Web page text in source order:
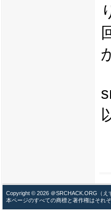
Copyright © 2026 ＠SRCHACK.ORG（え
本ページのすべての商標と著作権はそれ